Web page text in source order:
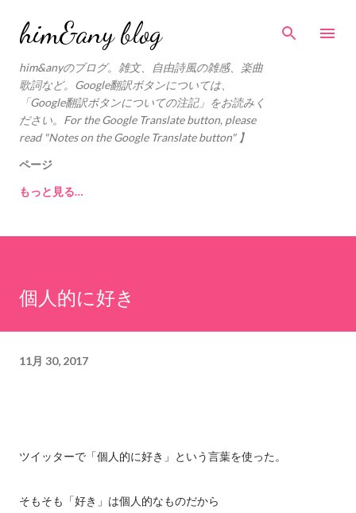
スキップしてメイン コンテンツに移動
him&any blog
him&anyのブログ。雑文、自由詩風の雑感、楽曲
歌詞など。Google翻訳ボタンについては、
「Google翻訳ボタンについての注記」をお読みく
ださい。For the Google Translate button, please
read "Notes on the Google Translate button" 】
ページ
もっと見る…
個人的に好き
11月 30, 2017
ツイッターで「個人的に好き」という言葉を使った。
そもそも「好き」は個人的なものだから